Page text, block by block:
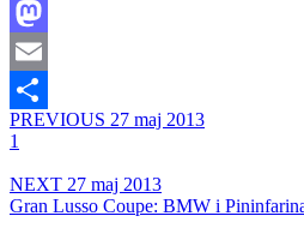
Facebook
Mastodon
Email
Share
PREVIOUS 27 maj 2013
1
NEXT 27 maj 2013
Gran Lusso Coupe: BMW i Pininfarina